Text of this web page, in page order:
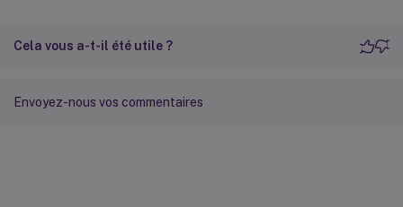
Cela vous a-t-il été utile ?
Envoyez-nous vos commentaires